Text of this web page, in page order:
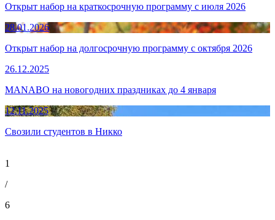
Открыт набор на краткосрочную программу c июля 2026
28.01.2026
Открыт набор на долгосрочную программу с октября 2026
26.12.2025
MANABO на новогодних праздниках до 4 января
12.11.2025
Свозили студентов в Никко
1
/
6